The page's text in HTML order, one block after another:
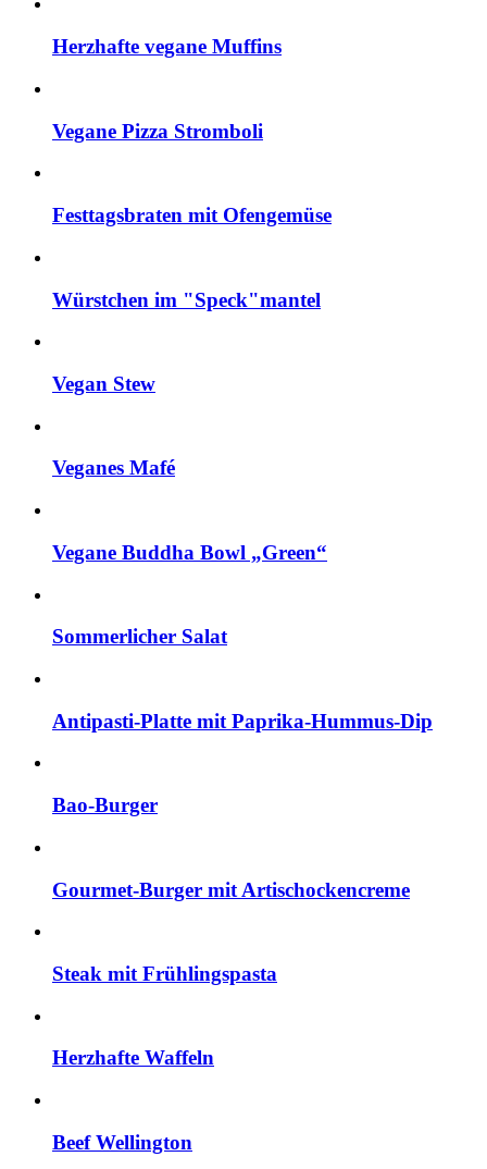
Herzhafte vegane Muffins
Vegane Pizza Stromboli
Festtagsbraten mit Ofengemüse
Würstchen im "Speck"mantel
Vegan Stew
Veganes Mafé
Vegane Buddha Bowl „Green“
Sommerlicher Salat
Antipasti-Platte mit Paprika-Hummus-Dip
Bao-Burger
Gourmet-Burger mit Artischockencreme
Steak mit Frühlingspasta
Herzhafte Waffeln
Beef Wellington